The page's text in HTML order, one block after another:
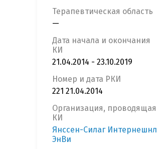
Терапевтическая область
—
Дата начала и окончания
КИ
21.04.2014 - 23.10.2019
Номер и дата РКИ
221 21.04.2014
Организация, проводящая
КИ
Янссен-Силаг Интернешнл
ЭнВи